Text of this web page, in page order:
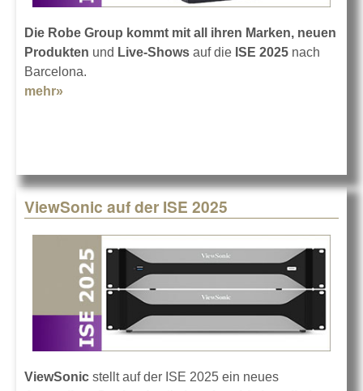
Die Robe Group kommt mit all ihren Marken, neuen
Produkten und Live-Shows auf die ISE 2025 nach
Barcelona.
mehr»
ViewSonic auf der ISE 2025
ViewSonic stellt auf der ISE 2025 ein neues